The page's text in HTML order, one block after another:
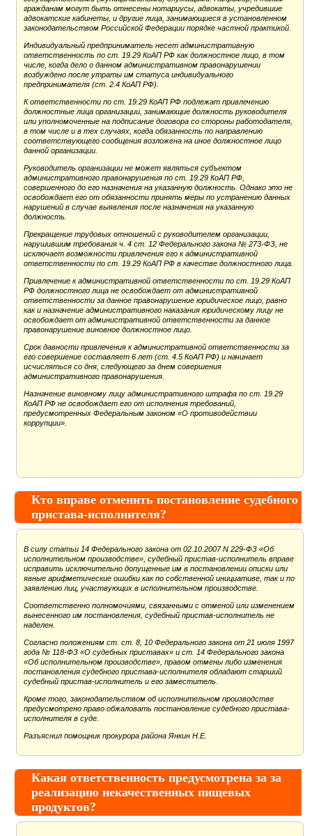
гражданам могут быть отнесены нотариусы, адвокаты, учредившие
адвокатские кабинеты, и другие лица, занимающиеся в установленном
законодательством Российской Федерации порядке частной практикой.
Индивидуальный предприниматель несет административную
ответственность по ст. 19.29 КоАП РФ как должностное лицо, в том
числе, когда дело о данном административном правонарушении
возбуждено после утраты им статуса индивидуального
предпринимателя (ст. 2.4 КоАП РФ).
К ответственности по ст. 19.29 КоАП РФ подлежат привлечению
должностные лица организации, занимающие должность руководителя
или уполномоченные на подписание договора со стороны работодателя,
в том числе и в тех случаях, когда обязанность по направлению
соответствующего сообщения возложена на иное должностное лицо
данной организации.
Руководитель организации не может являться субъектом
административного правонарушения по ст. 19.29 КоАП РФ,
совершенного до его назначения на указанную должность. Однако это не
освобождает его от обязанности принять меры по устранению данных
нарушений в случае выявления после назначения на указанную
должность.
Прекращение трудовых отношений с руководителем организации,
нарушившим требования ч. 4 ст. 12 Федерального закона № 273-ФЗ, не
исключает возможности привлечения его к административной
ответственности по ст. 19.29 КоАП РФ в качестве должностного лица.
Привлечение к административной ответственности по ст. 19.29 КоАП
РФ должностного лица не освобождает от административной
ответственности за данное правонарушение юридическое лицо, равно
как и назначение административного наказания юридическому лицу не
освобождает от административной ответственности за данное
правонарушение виновное должностное лицо.
Срок давности привлечения к административной ответственности за
его совершение составляет 6 лет (ст. 4.5 КоАП РФ) и начинает
исчисляться со дня, следующего за днем совершения
административного правонарушения.
Назначение виновному лицу административного штрафа по ст. 19.29
КоАП РФ не освобождает его от исполнения требований,
предусмотренных Федеральным законом «О противодействии
коррупции».
Кто вправе отменить постановление судебного
пристава-исполнителя?
В силу статьи 14 Федерального закона от 02.10.2007 N 229-ФЗ «Об
исполнительном производстве», судебный пристав-исполнитель вправе
исправить исключительно допущенные им в постановлении описки или
явные арифметические ошибки как по собственной инициативе, так и по
заявлению лиц, участвующих в исполнительном производстве.
Соответственно полномочиями, связанными с отменой или изменением
вынесенного им постановления, судебный пристав-исполнитель не
наделен.
Согласно положениям ст. ст. 8, 10 Федерального закона от 21 июля 1997
года № 118-ФЗ «О судебных приставах» и ст. 14 Федерального закона
«Об исполнительном производстве», правом отмены либо изменения
постановления судебного пристава-исполнителя обладают старший
судебный пристав-исполнитель и его заместитель.
Кроме того, законодательством об исполнительном производстве
предусмотрено право обжаловать постановление судебного пристава-
исполнителя в суде.
Разъяснил помощник прокурора района Янкин Н.Е.
Какая ответственность предусмотрена за за
реализацию некачественных пищевых
продуктов?